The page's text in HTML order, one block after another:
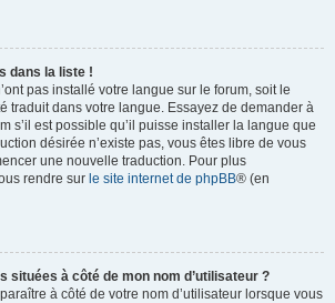
dans la liste !
pas installé votre langue sur le forum, soit le
traduit dans votre langue. Essayez de demander à
s’il est possible qu’il puisse installer la langue que
désirée n’existe pas, vous êtes libre de vous
une nouvelle traduction. Pour plus
rendre sur le site internet de phpBB® (en
situées à côté de mon nom d’utilisateur ?
à côté de votre nom d’utilisateur lorsque vous